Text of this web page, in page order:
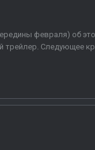
февраля) об
трейлер. Следующее